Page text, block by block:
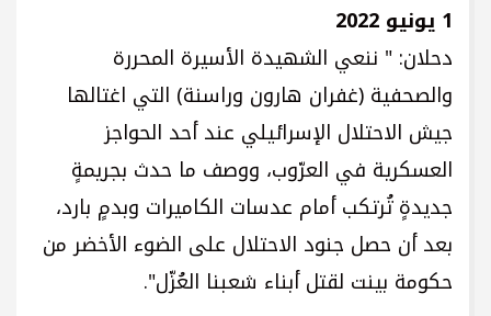
1 يونيو 2022
دحلان: " ننعي الشهيدة الأسيرة المحررة
والصحفية (غفران هارون وراسنة) التي اغتالها
جيش الاحتلال الإسرائيلي عند أحد الحواجز
العسكرية في العرّوب، ووصف ما حدث بجريمةٍ
جديدةٍ تُرتكب أمام عدسات الكاميرات وبدمٍ بارد،
بعد أن حصل جنود الاحتلال على الضوء الأخضر من
حكومة بينت لقتل أبناء شعبنا العُزّل".